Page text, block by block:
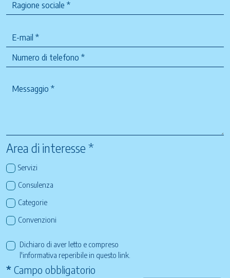
Area di interesse *
Servizi
Consulenza
Categorie
Convenzioni
Dichiaro di aver letto e compreso
l'informativa reperibile in questo link
* Campo obbligatorio